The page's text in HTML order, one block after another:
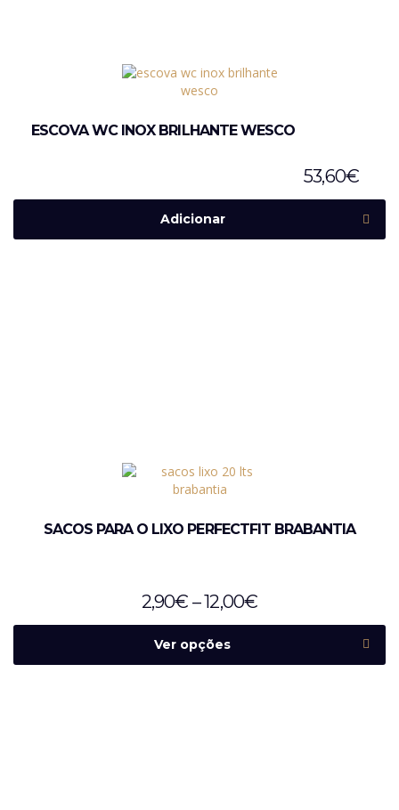
ESCOVA WC INOX BRILHANTE WESCO
53,60€
Adicionar
SACOS PARA O LIXO PERFECTFIT BRABANTIA
2,90€ –12,00€
Ver opções